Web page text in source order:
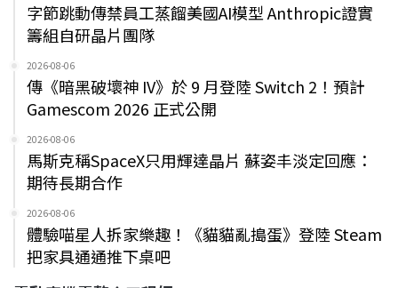
字節跳動傳禁員工蒸餾美國AI模型 Anthropic證實
籌組自研晶片團隊
2026-08-06
傳《暗黑破壞神 IV》於 9 月登陸 Switch 2！預計
Gamescom 2026 正式公開
2026-08-06
馬斯克稱SpaceX只用輝達晶片 蘇姿丰淡定回應：
期待長期合作
2026-08-06
體驗喵星人拆家樂趣！《貓貓亂搗蛋》登陸 Steam
把家具通通推下桌吧